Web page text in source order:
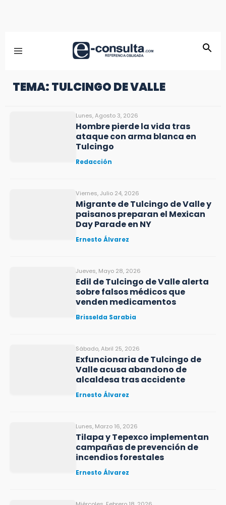
TEMA: TULCINGO DE VALLE
Lunes, Agosto 3, 2026
Hombre pierde la vida tras
ataque con arma blanca en
Tulcingo
Redacción
Viernes, Julio 24, 2026
Migrante de Tulcingo de Valle y
paisanos preparan el Mexican
Day Parade en NY
Ernesto Álvarez
Jueves, Mayo 28, 2026
Edil de Tulcingo de Valle alerta
sobre falsos médicos que
venden medicamentos
Brisselda Sarabia
Sábado, Abril 25, 2026
Exfuncionaria de Tulcingo de
Valle acusa abandono de
alcaldesa tras accidente
Ernesto Álvarez
Lunes, Marzo 16, 2026
Tilapa y Tepexco implementan
campañas de prevención de
incendios forestales
Ernesto Álvarez